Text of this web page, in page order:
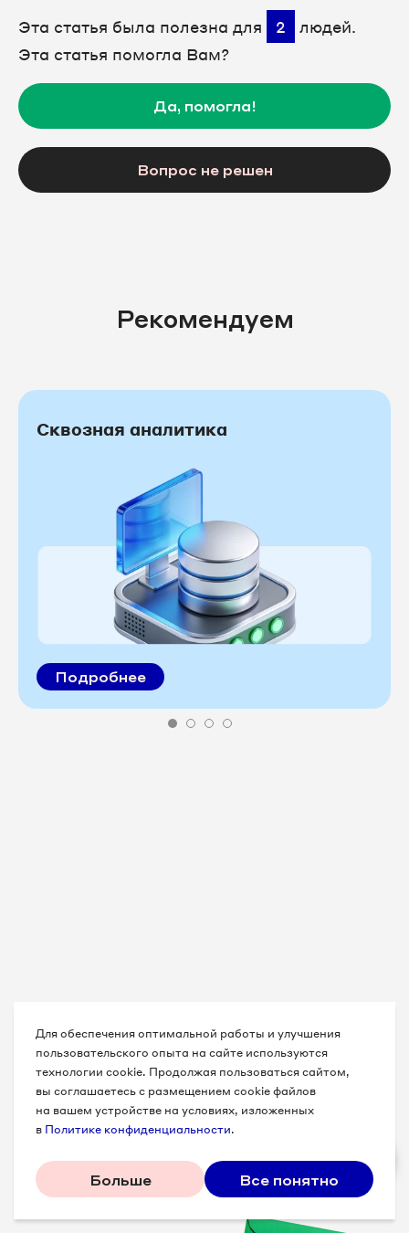
Для обеспечения оптимальной работы и улучшения
пользовательского опыта на сайте используются
технологии cookie. Продолжая пользоваться сайтом,
вы соглашаетесь с размещением cookie файлов
на вашем устройстве на условиях, изложенных
в Политике конфиденциальности.
Больше Все понятно
Эта статья была полезна для 2
людей.
Эта статья помогла Вам?
Да, помогла!
Вопрос не решен
Рекомендуем
Сквозная аналитика
Подробнее